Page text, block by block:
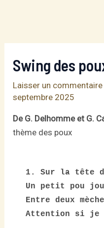
Swing des
Laisser un commentaire
septembre 2025
De G. Delhomme et G.
thème des poux
1. Sur la tête
Un petit pou
Entre deux
Attention si je